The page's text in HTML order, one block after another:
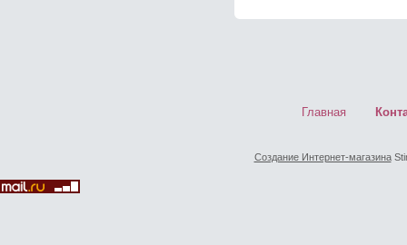
Главная
Создание Интернет-магазина